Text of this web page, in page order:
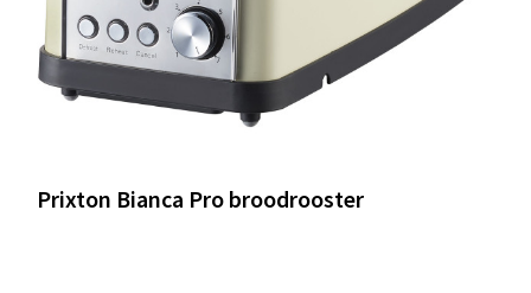
Prixton Bianca Pro broodrooster